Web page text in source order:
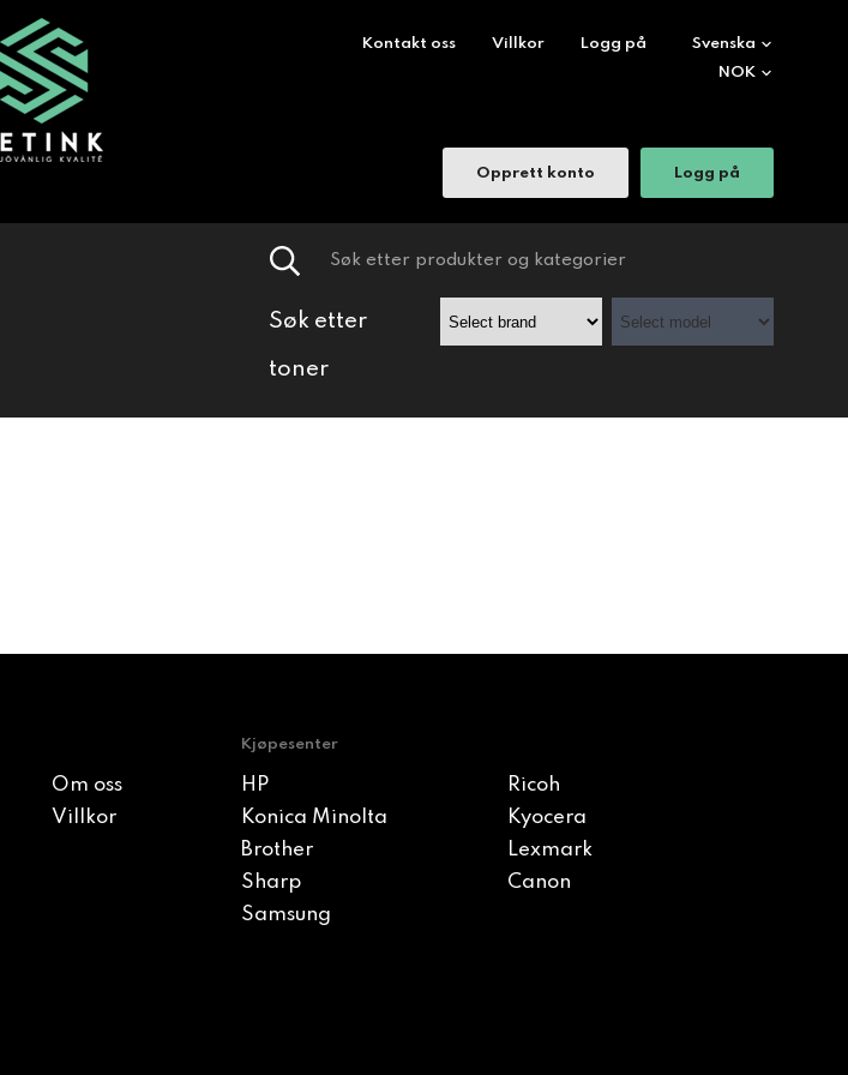
Kontakt oss Villkor Logg på
Opprett konto Logg på
Søk etter
toner
Om oss
Villkor
Kjøpesenter
HP
Ricoh
Konica Minolta
Kyocera
Brother
Lexmark
Sharp
Canon
Samsung